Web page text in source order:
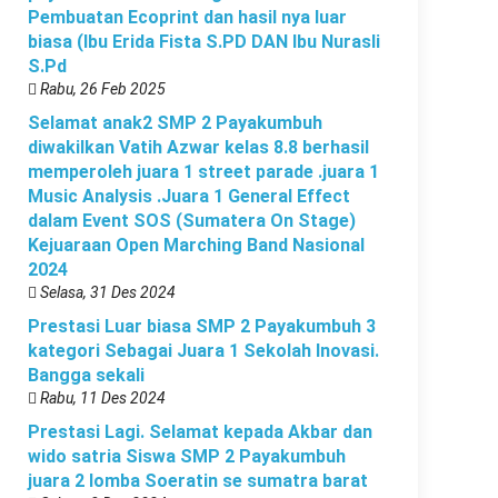
Pembuatan Ecoprint dan hasil nya luar
biasa (Ibu Erida Fista S.PD DAN Ibu Nurasli
S.Pd
Rabu, 26 Feb 2025
Selamat anak2 SMP 2 Payakumbuh
diwakilkan Vatih Azwar kelas 8.8 berhasil
memperoleh juara 1 street parade .juara 1
Music Analysis .Juara 1 General Effect
dalam Event SOS (Sumatera On Stage)
Kejuaraan Open Marching Band Nasional
2024
Selasa, 31 Des 2024
Prestasi Luar biasa SMP 2 Payakumbuh 3
kategori Sebagai Juara 1 Sekolah Inovasi.
Bangga sekali
Rabu, 11 Des 2024
Prestasi Lagi. Selamat kepada Akbar dan
wido satria Siswa SMP 2 Payakumbuh
juara 2 lomba Soeratin se sumatra barat